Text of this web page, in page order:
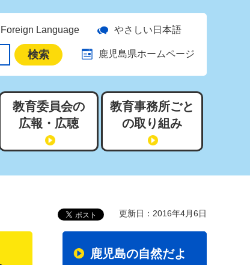
Foreign Language やさしい日本語
鹿児島県ホームページ
教育委員会の
広報・広聴
教育事務所ごと
の取り組み
更新日：2016年4月6日
鹿児島の自然だよ